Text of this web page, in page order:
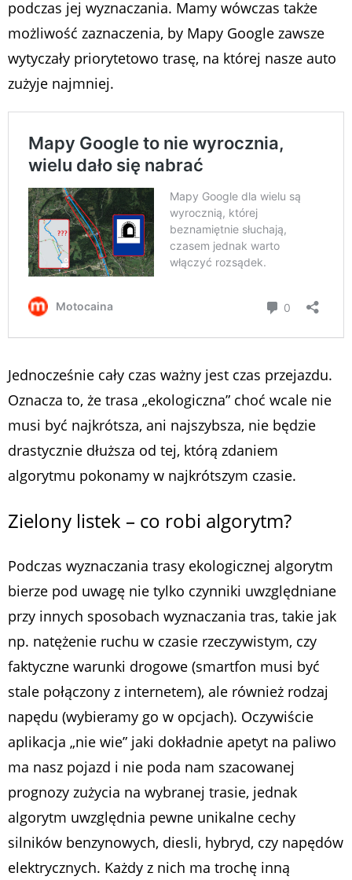
podczas jej wyznaczania. Mamy wówczas także
możliwość zaznaczenia, by Mapy Google zawsze
wytyczały priorytetowo trasę, na której nasze auto
zużyje najmniej.
Jednocześnie cały czas ważny jest czas przejazdu.
Oznacza to, że trasa „ekologiczna” choć wcale nie
musi być najkrótsza, ani najszybsza, nie będzie
drastycznie dłuższa od tej, którą zdaniem
algorytmu pokonamy w najkrótszym czasie.
Zielony listek – co robi algorytm?
Podczas wyznaczania trasy ekologicznej algorytm
bierze pod uwagę nie tylko czynniki uwzględniane
przy innych sposobach wyznaczania tras, takie jak
np. natężenie ruchu w czasie rzeczywistym, czy
faktyczne warunki drogowe (smartfon musi być
stale połączony z internetem), ale również rodzaj
napędu (wybieramy go w opcjach). Oczywiście
aplikacja „nie wie” jaki dokładnie apetyt na paliwo
ma nasz pojazd i nie poda nam szacowanej
prognozy zużycia na wybranej trasie, jednak
algorytm uwzględnia pewne unikalne cechy
silników benzynowych, diesli, hybryd, czy napędów
elektrycznych. Każdy z nich ma trochę inną